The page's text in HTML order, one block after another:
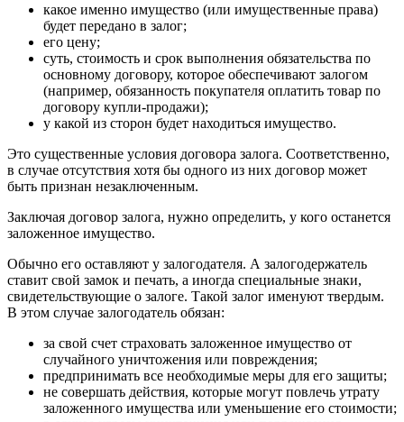
какое именно имущество (или имущественные права)
будет передано в залог;
его цену;
суть, стоимость и срок выполнения обязательства по
основному договору, которое обеспечивают залогом
(например, обязанность покупателя оплатить товар по
договору купли-продажи);
у какой из сторон будет находиться имущество.
Это существенные условия договора залога. Соответственно,
в случае отсутствия хотя бы одного из них договор может
быть признан незаключенным.
Заключая договор залога, нужно определить, у кого останется
заложенное имущество.
Обычно его оставляют у залогодателя. А залогодержатель
ставит свой замок и печать, а иногда специальные знаки,
свидетельствующие о залоге. Такой залог именуют твердым.
В этом случае залогодатель обязан:
за свой счет страховать заложенное имущество от
случайного уничтожения или повреждения;
предпринимать все необходимые меры для его защиты;
не совершать действия, которые могут повлечь утрату
заложенного имущества или уменьшение его стоимости;